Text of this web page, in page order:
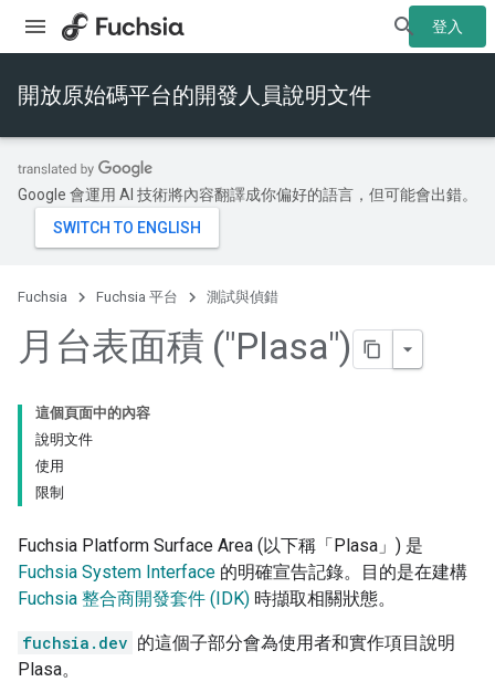
登入
開放原始碼平台的開發人員說明文件
Google 會運用 AI 技術將內容翻譯成你偏好的語言，但可能會出錯。
Fuchsia Fuchsia 平台 測試與偵錯
月台表面積 ("Plasa")
這個頁面中的內容
說明文件
使用
限制
Fuchsia Platform Surface Area (以下稱「Plasa」) 是
Fuchsia System Interface 的明確宣告記錄。目的是在建構
Fuchsia 整合商開發套件 (IDK) 時擷取相關狀態。
fuchsia.dev 的這個子部分會為使用者和實作項目說明
Plasa。